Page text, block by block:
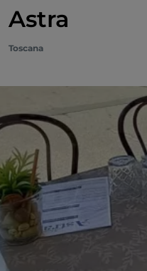
Astra
Toscana